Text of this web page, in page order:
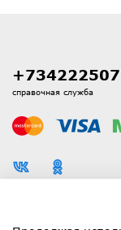
справочная служба